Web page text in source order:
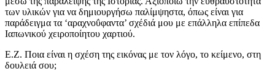
των υλικών για να δημιουργήσω παλίμψηστα, όπως είναι για
παράδειγμα τα ‘αραχνοΰφαντα’ σχέδιά μου με επάλληλα επίπεδα
Ιαπωνικού χειροποίητου χαρτιού.
Ε.Ζ. Ποια είναι η σχέση της εικόνας με τον λόγο, το κείμενο, στη
δουλειά σου;